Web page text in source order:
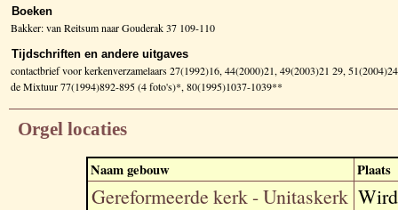
Boeken
Bakker: van Reitsum naar Gouderak 37 109-110
Tijdschriften en andere uitgaves
contactbrief voor kerkenverzamelaars 27(1992)16, 44(2000)21, 49(2003)21 29,
de Mixtuur 77(1994)892-895 (4 foto's)*, 80(1995)1037-1039**
Orgel locaties
Naam gebouw Plaats
Gereformeerde kerk - Unitaskerk